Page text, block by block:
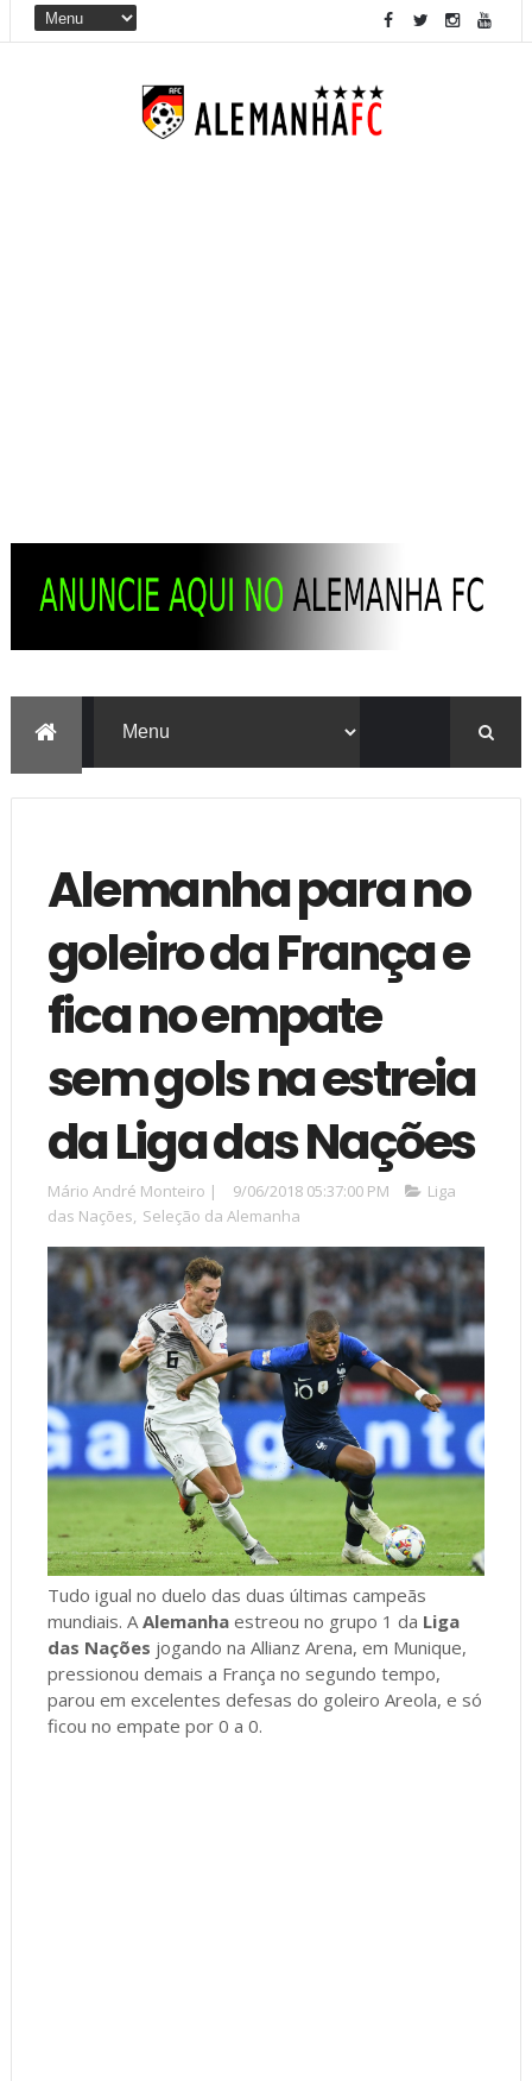
Alemanha para no
goleiro da França e
fica no empate
sem gols na estreia
da Liga das Nações
Mário André Monteiro | 9/06/2018 05:37:00 PM
Liga
das Nações, Seleção da Alemanha
Tudo igual no duelo das duas últimas campeãs
mundiais. AAlemanhaestreou no grupo 1 da Liga
das Nações jogando na Allianz Arena, em Munique,
pressionou demais a França no segundo tempo,
parou em excelentes defesas do goleiro Areola, e só
ficou no empate por 0 a 0.